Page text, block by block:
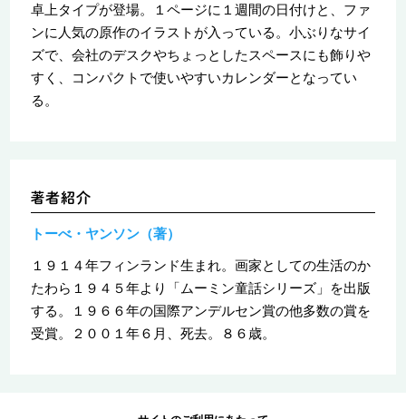
卓上タイプが登場。１ページに１週間の日付けと、ファ
ンに人気の原作のイラストが入っている。小ぶりなサイ
ズで、会社のデスクやちょっとしたスペースにも飾りや
すく、コンパクトで使いやすいカレンダーとなってい
る。
トーべ・ヤンソン（著）
１９１４年フィンランド生まれ。画家としての生活のか
たわら１９４５年より「ムーミン童話シリーズ」を出版
する。１９６６年の国際アンデルセン賞の他多数の賞を
受賞。２００１年６月、死去。８６歳。